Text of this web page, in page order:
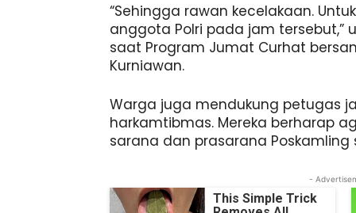
“Sehingga rawan kecelakaan.
anggota Polri pada jam tersebut,”
saat Program Jumat Curhat
Kurniawan.
Warga juga mendukung petugas
harkamtibmas. Mereka berharap
sarana dan prasarana
-
This Simple Trick